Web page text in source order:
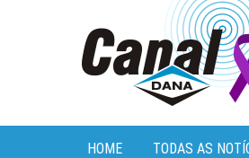
HOME TODAS AS